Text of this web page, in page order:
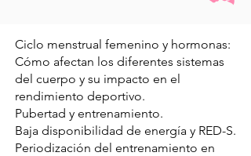
Ciclo menstrual femenino y hormonas:
Cómo afectan los diferentes sistemas
del cuerpo y su impacto en el
rendimiento deportivo.
Pubertad y entrenamiento.
Baja disponibilidad de energía y RED-S.
Periodización del entrenamiento en